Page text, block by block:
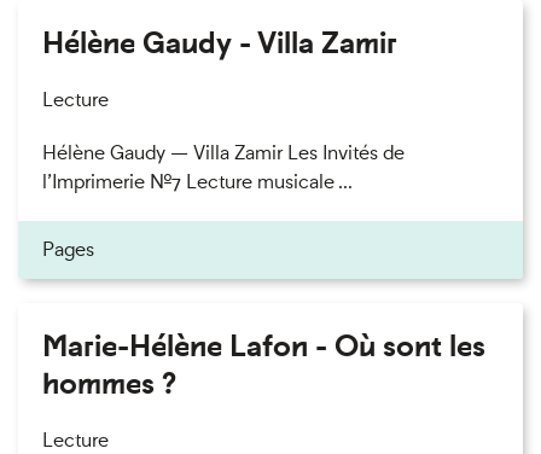
Hélène Gaudy - Villa Zamir
Lecture
Hélène Gaudy — Villa Zamir Les Invités de
l’Imprimerie n°7 Lecture musicale ...
Pages
Marie-Hélène Lafon - Où sont les
hommes ?
Lecture